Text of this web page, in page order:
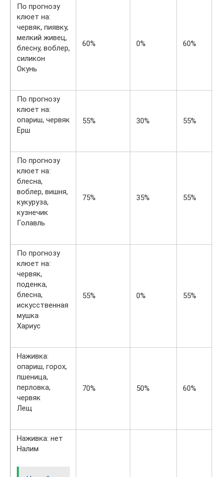
По прогнозу
клюет на:
червяк, пиявку,
мелкий живец,
блесну, воблер,
силикон
Окунь
60% 0% 60%
По прогнозу
клюет на:
опариш, червяк
Ёрш
55% 30% 55%
По прогнозу
клюет на:
блесна,
воблер, вишня,
кукуруза,
кузнечик
Голавль
75% 35% 55%
По прогнозу
клюет на:
червяк,
поденка,
блесна,
искусственная
мушка
Хариус
55% 0% 55%
Наживка:
опариш, горох,
пшеница,
перловка,
червяк
Лещ
70% 50% 60%
Наживка: нет
Налим